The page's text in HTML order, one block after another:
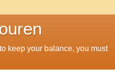
keep your balance, you must